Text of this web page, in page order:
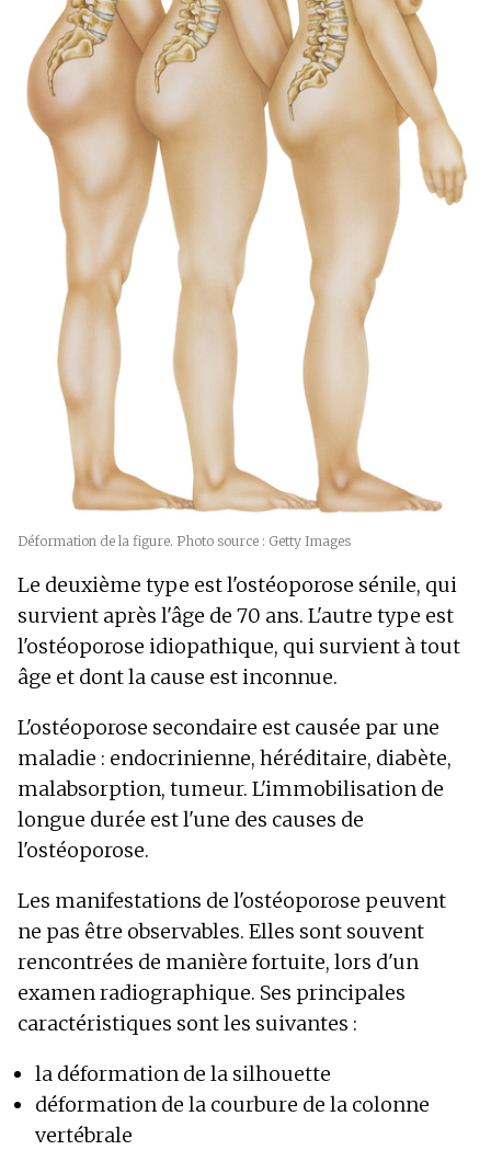
Déformation de la figure. Photo source : Getty Images
Le deuxième type est l'ostéoporose sénile, qui
survient après l'âge de 70 ans. L'autre type est
l'ostéoporose idiopathique, qui survient à tout
âge et dont la cause est inconnue.
L'ostéoporose secondaire est causée par une
maladie : endocrinienne, héréditaire, diabète,
malabsorption, tumeur. L'immobilisation de
longue durée est l'une des causes de
l'ostéoporose.
Les manifestations de l'ostéoporose peuvent
ne pas être observables. Elles sont souvent
rencontrées de manière fortuite, lors d'un
examen radiographique. Ses principales
caractéristiques sont les suivantes :
la déformation de la silhouette
déformation de la courbure de la colonne
vertébrale